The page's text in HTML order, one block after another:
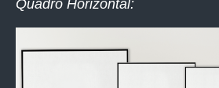
Quadro Horizontal: